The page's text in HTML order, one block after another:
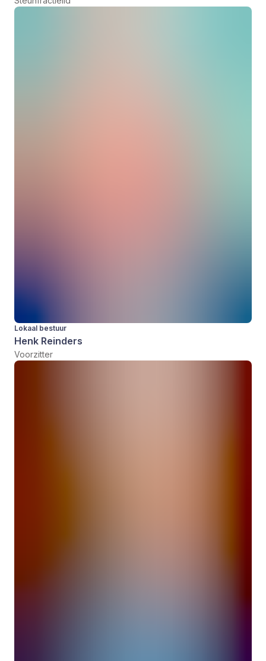
Lokaal bestuur
Henk Reinders
Voorzitter